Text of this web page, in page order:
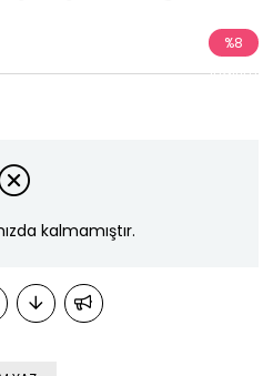
%8
İndirim
kalmamıştır.